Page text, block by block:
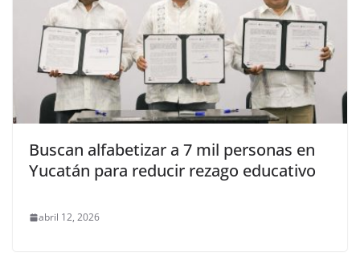
Buscan alfabetizar a 7 mil personas en
Yucatán para reducir rezago educativo
abril 12, 2026